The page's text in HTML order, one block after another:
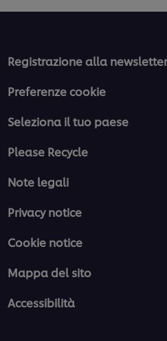
Registrazione alla newsletter
Preferenze cookie
Seleziona il tuo paese
Please Recycle
Note legali
Privacy notice
Cookie notice
Mappa del sito
Accessibilità